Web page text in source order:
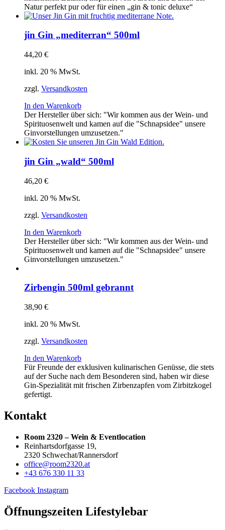
Natur perfekt pur oder für einen „gin & tonic deluxe“
jin Gin „mediterran“ 500ml
44,20 €
inkl. 20 % MwSt.
zzgl. Versandkosten
In den Warenkorb
Der Hersteller über sich: "Wir kommen aus der Wein- und
Spirituosenwelt und kamen auf die "Schnapsidee" unsere
Ginvorstellungen umzusetzen."
jin Gin „wald“ 500ml
46,20 €
inkl. 20 % MwSt.
zzgl. Versandkosten
In den Warenkorb
Der Hersteller über sich: "Wir kommen aus der Wein- und
Spirituosenwelt und kamen auf die "Schnapsidee" unsere
Ginvorstellungen umzusetzen."
Zirbengin 500ml gebrannt
38,90 €
inkl. 20 % MwSt.
zzgl. Versandkosten
In den Warenkorb
Für Freunde der exklusiven kulinarischen Genüsse, die stets
auf der Suche nach dem Besonderen sind, haben wir diese
Gin-Spezialität mit frischen Zirbenzapfen vom Zirbitzkogel
gefertigt.
Kontakt
Room 2320 – Wein & Eventlocation
Reinhartsdorfgasse 19,
2320 Schwechat/Rannersdorf
office@room2320.at
+43 676 330 11 33
Facebook Instagram
Öffnungszeiten Lifestylebar